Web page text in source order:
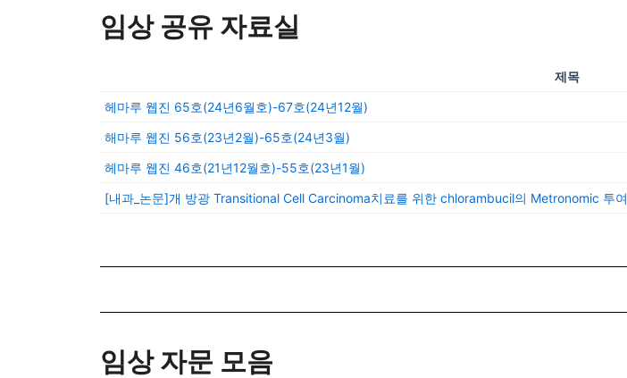
임상 공유 자료실
제목
헤마루 웹진 65호(24년6월호)-67호(24년12월)
해마루 웹진 56호(23년2월)-65호(24년3월)
헤마루 웹진 46호(21년12월호)-55호(23년1월)
[내과_논문]개 방광 Transitional Cell Carcinoma치료를 위한 chlorambucil의 Metronomic 투여
임상 자문 모음